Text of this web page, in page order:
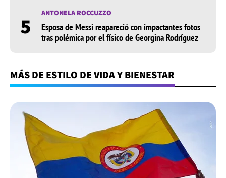
5 ANTONELA ROCCUZZO
Esposa de Messi reapareció con impactantes fotos
tras polémica por el físico de Georgina Rodríguez
MÁS DE ESTILO DE VIDA Y BIENESTAR